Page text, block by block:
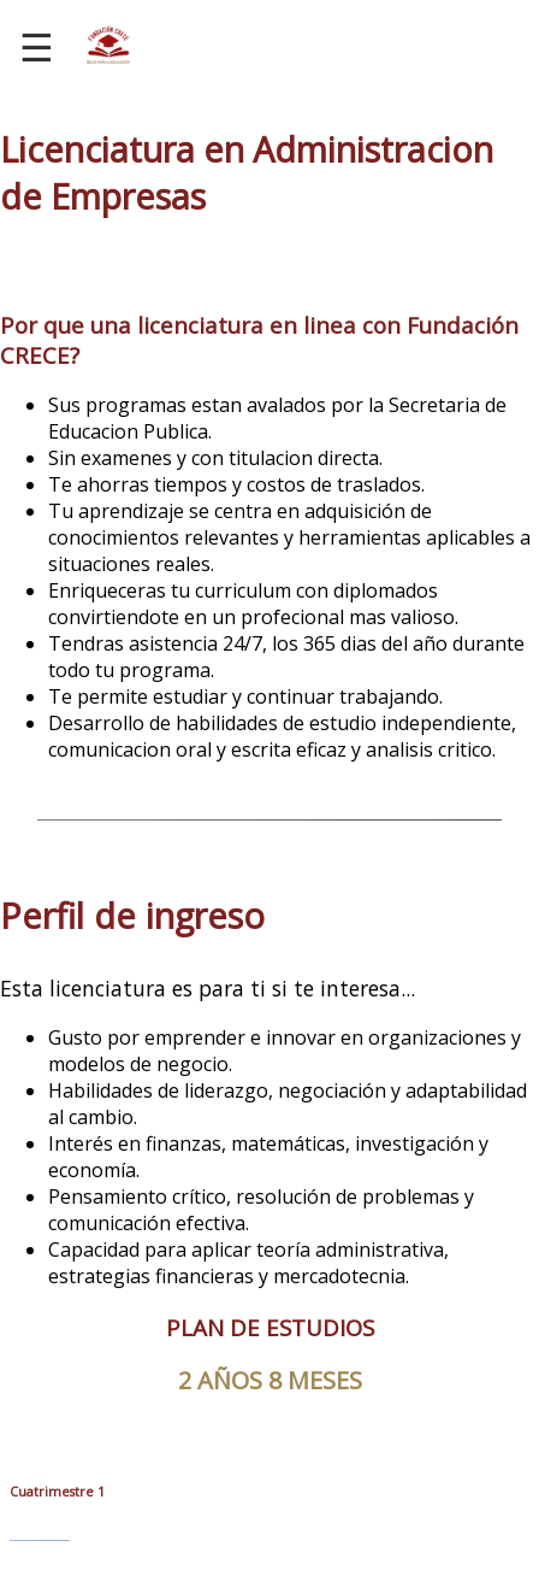
☰
Licenciatura en Administracion
de Empresas
Por que una licenciatura en linea con Fundación
CRECE?
Sus programas estan avalados por la Secretaria de
Educacion Publica.
Sin examenes y con titulacion directa.
Te ahorras tiempos y costos de traslados.
Tu aprendizaje se centra en adquisición de
conocimientos relevantes y herramientas aplicables a
situaciones reales.
Enriqueceras tu curriculum con diplomados
convirtiendote en un profecional mas valioso.
Tendras asistencia 24/7, los 365 dias del año durante
todo tu programa.
Te permite estudiar y continuar trabajando.
Desarrollo de habilidades de estudio independiente,
comunicacion oral y escrita eficaz y analisis critico.
Perfil de ingreso
Esta licenciatura es para ti si te interesa...
Gusto por emprender e innovar en organizaciones y
modelos de negocio.
Habilidades de liderazgo, negociación y adaptabilidad
al cambio.
Interés en finanzas, matemáticas, investigación y
economía.
Pensamiento crítico, resolución de problemas y
comunicación efectiva.
Capacidad para aplicar teoría administrativa,
estrategias financieras y mercadotecnia.
PLAN DE ESTUDIOS
2 AÑOS 8 MESES
Cuatrimestre 1